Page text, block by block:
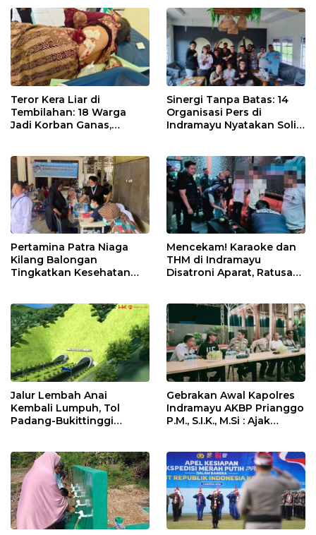
Teror Kera Liar di
Tembilahan: 18 Warga
Jadi Korban Ganas,
Sinergi Tanpa Batas: 14
Organisasi Pers di
Indramayu Nyatakan Solid
Pertamina Patra Niaga
Kilang Balongan
Tingkatkan Kesehatan
Rutin dan Edukasi
Perawatan Gigi
Mencekam! Karaoke dan
THM di Indramayu
Disatroni Aparat, Ratusan
Jalur Lembah Anai
Kembali Lumpuh, Tol
Padang-Bukittinggi
Gebrakan Awal Kapolres
Indramayu AKBP Prianggo
P.M., S.I.K., M.Si : Ajak